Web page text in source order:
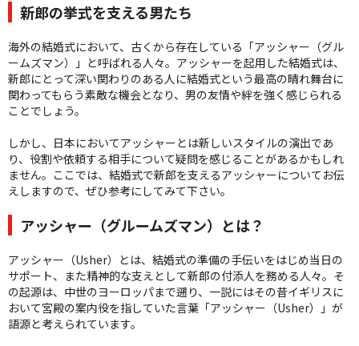
よくあるご質問|会社概要| 採用情報
お問い合わせ| プライバシーポリシー
新郎の挙式を支える男たち
海外の結婚式において、古くから存在している「アッシャー（グル
ームズマン）」と呼ばれる人々。アッシャーを起用した結婚式は、
新郎にとって深い関わりのある人に結婚式という最高の晴れ舞台に
関わってもらう素敵な機会となり、男の友情や絆を強く感じられる
ことでしょう。
しかし、日本においてアッシャーとは新しいスタイルの演出であ
り、役割や依頼する相手について疑問を感じることがあるかもしれ
ません。ここでは、結婚式で新郎を支えるアッシャーについてお伝
えしますので、ぜひ参考にしてみて下さい。
アッシャー（グルームズマン）とは？
アッシャー（Usher）とは、結婚式の準備の手伝いをはじめ当日の
サポート、また精神的な支えとして新郎の付添人を務める人々。そ
の起源は、中世のヨーロッパまで遡り、一説にはその昔イギリスに
おいて宮殿の案内役を指していた言葉「アッシャー（Usher）」が
語源と考えられています。